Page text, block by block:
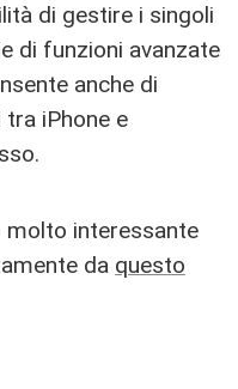
di gestire i singoli
di funzioni avanzate
anche di
iPhone e
molto interessante
da questo